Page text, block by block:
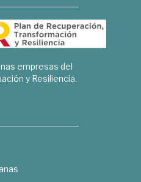
empresas del
y Resiliencia.